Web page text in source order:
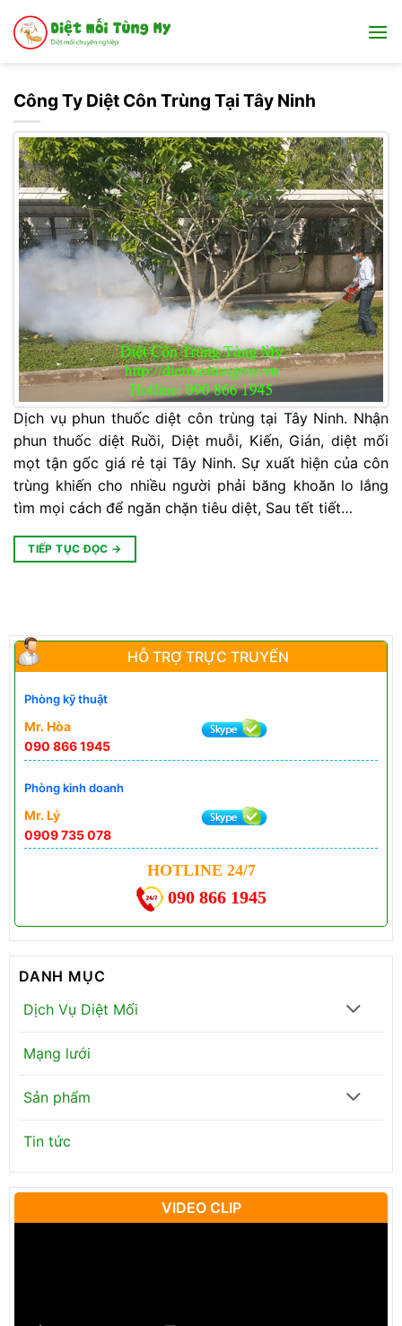
qua
HỖ TRỢ TRỰC TRUYẾN
Phòng kỹ thuật
Mr. Hòa
090 866 1945
Phòng kinh doanh
Mr. Lý
0909 735 078
HOTLINE 24/7
090 866 1945
DANH MỤC
Dịch Vụ Diệt Mối
Mạng lưới
Sản phẩm
Tin tức
VIDEO CLIP
Công Ty Diệt Côn Trùng Tại Tây Ninh
Dịch vụ phun thuốc diệt côn trùng tại Tây Ninh. Nhận
phun thuốc diệt Ruồi, Diệt muỗi, Kiến, Gián, diệt mối
mọt tận gốc giá rẻ tại Tây Ninh. Sự xuất hiện của côn
trùng khiến cho nhiều người phải băng khoăn lo lắng
tìm mọi cách để ngăn chặn tiêu diệt, Sau tết tiết…
TIẾP TỤC ĐỌC →